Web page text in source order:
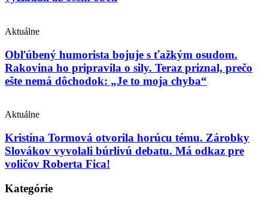
Aktuálne
Obľúbený humorista bojuje s ťažkým osudom.
Rakovina ho pripravila o sily. Teraz priznal, prečo
ešte nemá dôchodok: „Je to moja chyba“
Aktuálne
Kristína Tormová otvorila horúcu tému. Zárobky
Slovákov vyvolali búrlivú debatu. Má odkaz pre
voličov Roberta Fica!
Kategórie